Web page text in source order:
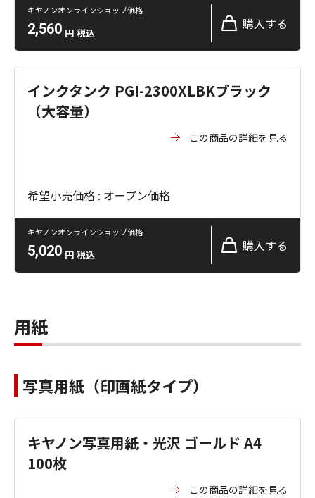
キヤノンオンラインショップ価格
2,560 円 税込
購入する
インクタンク PGI-2300XLBKブラック
（大容量）
この商品の詳細を見る
希望小売価格 : オープン価格
キヤノンオンラインショップ価格
5,020 円 税込
購入する
用紙
写真用紙（印画紙タイプ）
キヤノン写真用紙・光沢 ゴールド A4
100枚
この商品の詳細を見る